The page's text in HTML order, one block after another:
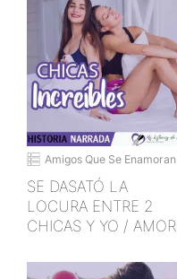
Amigos Que Se Enamoran
SE DASATÓ LA
LOCURA ENTRE 2
CHICAS Y YO / AMOR